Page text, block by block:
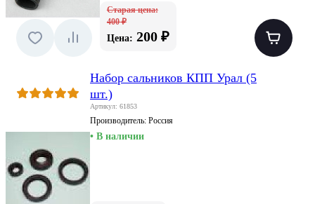
Старая цена:
400 ₽
Цена: 200 ₽
Набор сальников КПП Урал (5
шт.)
Артикул: 61853
Производитель: Россия
• В наличии